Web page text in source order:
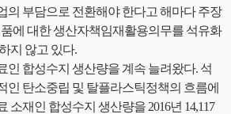
의 부담으로 전환해야 한다고 해마다 주장
에 대한 생산자책임재활용의무를 석유화
지 않고 있다.
인 합성수지 생산량을 계속 늘려왔다. 석
인 탄소중립 및 탈플라스틱정책의 흐름에
소재인 합성수지 생산량을 2016년 14,117